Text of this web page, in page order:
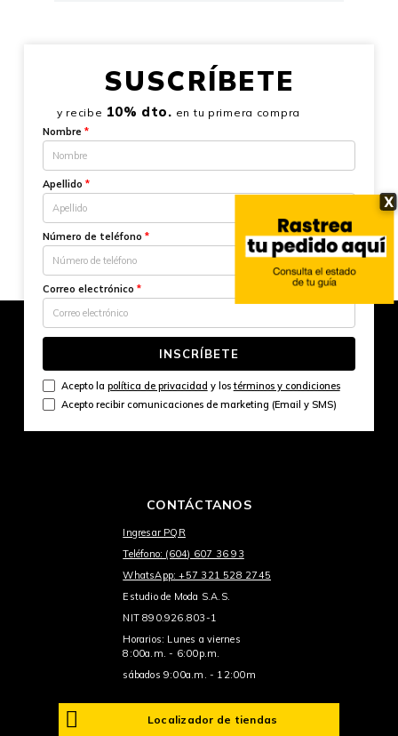
X
SUSCRÍBETE
y recibe 10% dto. en tu primera compra
Nombre *
Apellido *
Número de teléfono *
Correo electrónico *
INSCRÍBETE
Acepto la política de privacidad y lostérminos y condiciones
Acepto recibir comunicaciones de marketing (Email y SMS)
CONTÁCTANOS
Ingresar PQR
Teléfono: (604) 607 36 93
WhatsApp: +57 321 528 2745
Estudio de Moda S.A.S.
NIT 890.926.803-1
Horarios: Lunes a viernes
8:00a.m. - 6:00p.m.
sábados 9:00a.m. - 12:00m
Localizador de tiendas